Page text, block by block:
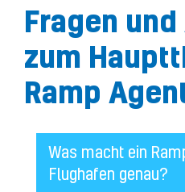
Fragen
zum
Ramp
Was macht ein
Flughafen genau?